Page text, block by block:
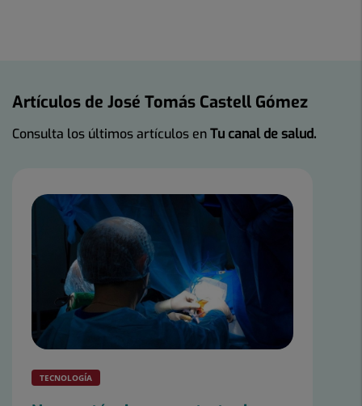
Artículos de José Tomás Castell Gómez
Consulta los últimos artículos enTu canal de salud.
TECNOLOGÍA